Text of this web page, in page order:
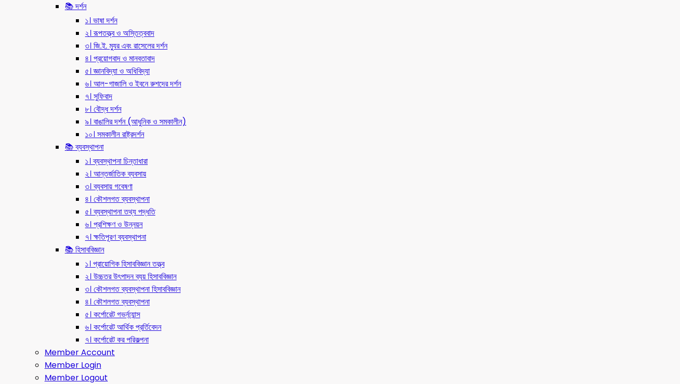
📚 দর্শন
১। ভাষা দর্শন
২। রূপতত্ত্ব ও অস্তিত্ববাদ
৩। জি.ই. ম্যুর এবং রাসেলের দর্শন
৪। প্রয়োগবাদ ও মানবতাবাদ
৫। জ্ঞানবিদ্যা ও অধিবিদ্যা
৬। আল-গাজালি ও ইবনে রুশদের দর্শন
৭। সুফিবাদ
৮। বৌদ্ধ দর্শন
৯। বাঙালির দর্শন (আধুনিক ও সমকালীন)
১০। সমকালীন রাষ্ট্রদর্শন
📚 ব্যবস্থাপনা
১। ব্যবস্থাপনা চিন্তাধারা
২। আন্তর্জাতিক ব্যবসায়
৩। ব্যবসায় গবেষণা
৪। কৌশলগত ব্যবস্থাপনা
৫। ব্যবস্থাপনা তথ্য পদ্ধতি
৬। প্রশিক্ষণ ও উন্নয়ন
৭। ক্ষতিপূরণ ব্যবস্থাপনা
📚 হিসাববিজ্ঞান
১। প্রায়োগিক হিসাববিজ্ঞান তত্ত্ব
২। উচ্চতর উৎপাদন ব্যয় হিসাববিজ্ঞান
৩। কৌশলগত ব্যবস্থাপনা হিসাববিজ্ঞান
৪। কৌশলগত ব্যবস্থাপনা
৫। কর্পোরেট গভর্ন্য্যান্স
৬। কর্পোরেট আর্থিক প্রর্তিবেদন
৭। কর্পোরেট কর পরিকল্পনা
Member Account
Member Login
Member Logout